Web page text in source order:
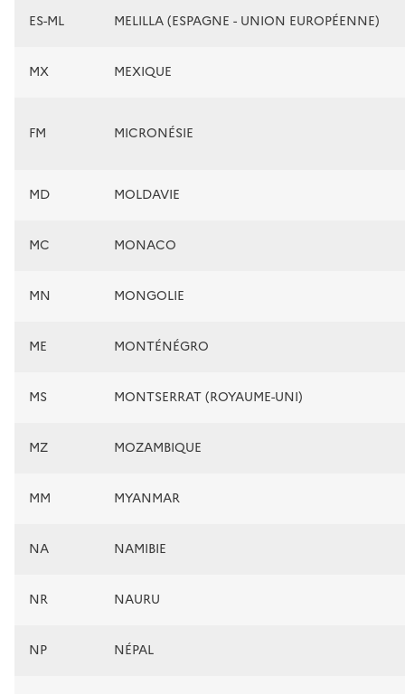
ES-ML MELILLA (ESPAGNE - UNION EUROPÉENNE)
MX MEXIQUE
FM MICRONÉSIE
MD MOLDAVIE
MC MONACO
MN MONGOLIE
ME MONTÉNÉGRO
MS MONTSERRAT (ROYAUME-UNI)
MZ MOZAMBIQUE
MM MYANMAR
NA NAMIBIE
NR NAURU
NP NÉPAL